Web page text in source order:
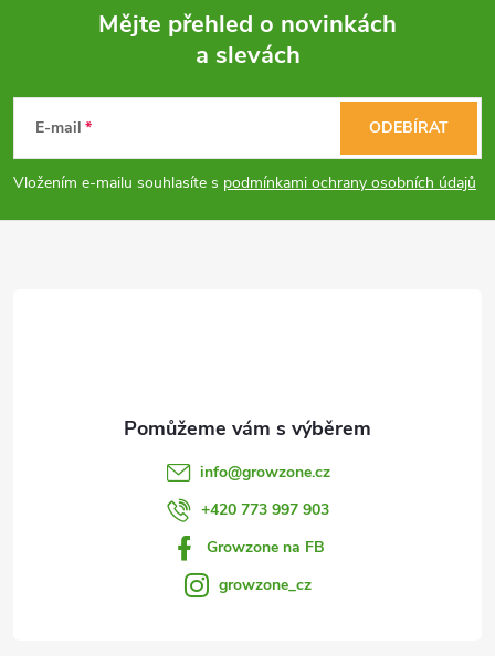
p
Mějte přehled o novinkách
a slevách
E-mail
Vložením e-mailu souhlasíte s podmínkami ochrany osobních údajů
ODEBÍRAT
info@growzone.cz
+420 773 997 903
Growzone na FB
growzone_cz